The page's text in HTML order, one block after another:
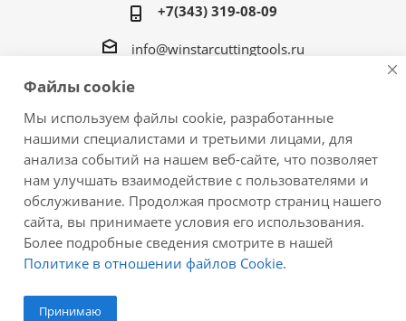
+7(343) 319-08-09
info@winstarcuttingtools.ru
г.Екатеринбург ул. Фурманова 109, офис 604
2026 © Winstar Cutting Technologies Corp. - интернет-
магазин металлорежущего инструмента
Файлы cookie
Мы используем файлы cookie, разработанные
нашими специалистами и третьими лицами, для
анализа событий на нашем веб-сайте, что позволяет
нам улучшать взаимодействие с пользователями и
обслуживание. Продолжая просмотр страниц нашего
сайта, вы принимаете условия его использования.
Более подробные сведения смотрите в нашей
Политике в отношении файлов Cookie.
Принимаю